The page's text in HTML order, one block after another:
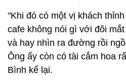
"Khi đó có một vị khách
cafe không nói gì với đôi
và hay nhìn ra đường rồi
Ông ấy còn có tài cắm hoa
Bình kể lại.